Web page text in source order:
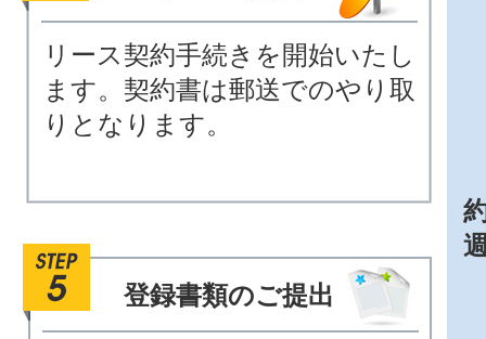
リース契約手続きを開始いたし
ます。契約書は郵送でのやり取
りとなります。
登録書類のご提出